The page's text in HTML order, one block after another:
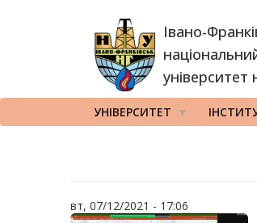
Івано-
університет
УНІВЕРСИТЕТ
вт, 07/12/2021 - 17:06